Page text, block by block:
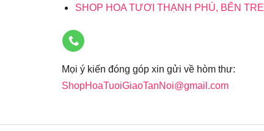
SHOP HOA TƯƠI THẠNH PHÚ, BẾN TRE
Mọi ý kiến đóng góp xin gửi về hòm thư:
ShopHoaTuoiGiaoTanNoi@gmail.com